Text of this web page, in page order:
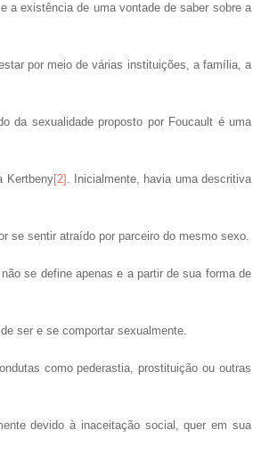
a existência de uma vontade de saber sobre a
por meio de várias instituições, a família, a
da sexualidade proposto por Foucault é uma
Kertbeny[2] . Inicialmente, havia uma descritiva
se sentir atraído por parceiro do mesmo sexo.
se define apenas e a partir de sua forma de
ser e se comportar sexualmente.
como pederastia, prostituição ou outras
devido à inaceitação social, quer em sua